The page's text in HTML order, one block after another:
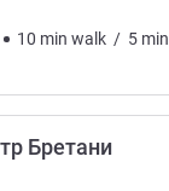
развлечения
10 min walk / 5 min
Бретани